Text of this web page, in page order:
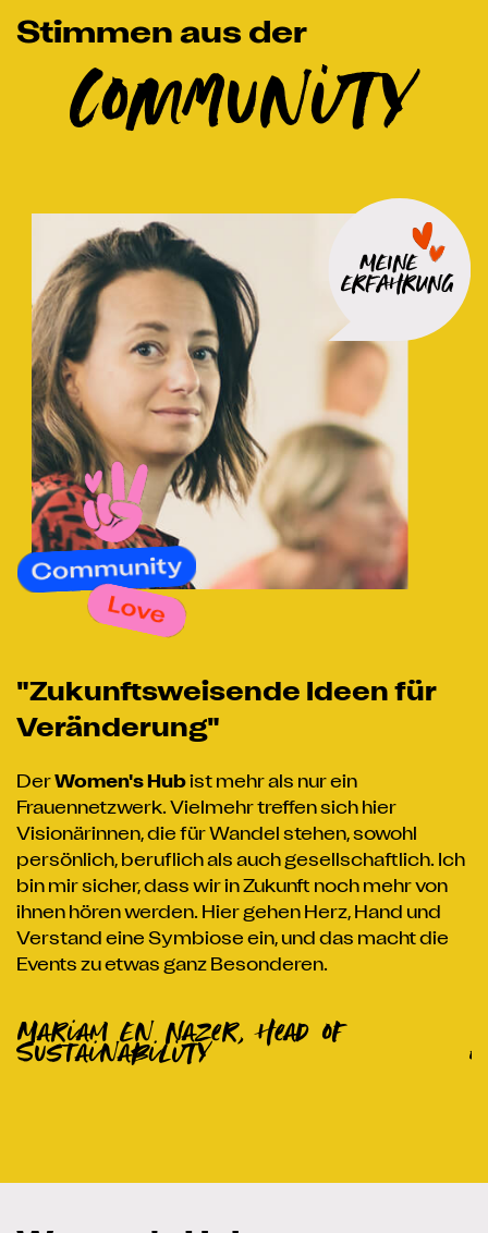
Stimmen aus der
Community
"Zukunftsweisende Ideen für
Veränderung"
Der Women's Hub ist mehr als nur ein
Frauennetzwerk. Vielmehr treffen sich hier
Visionärinnen, die für Wandel stehen, sowohl
persönlich, beruflich als auch gesellschaftlich. Ich
bin mir sicher, dass wir in Zukunft noch mehr von
ihnen hören werden. Hier gehen Herz, Hand und
Verstand eine Symbiose ein, und das macht die
Events zu etwas ganz Besonderen.
Mariam En Nazer, Head of
Sustainability